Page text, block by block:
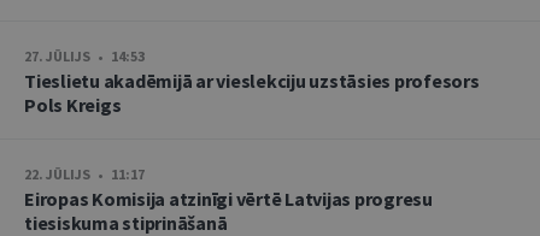
27. JŪLIJS • 14:53
Tieslietu akadēmijā ar vieslekciju uzstāsies profesors
Pols Kreigs
22. JŪLIJS • 11:17
Eiropas Komisija atzinīgi vērtē Latvijas progresu
tiesiskuma stiprināšanā